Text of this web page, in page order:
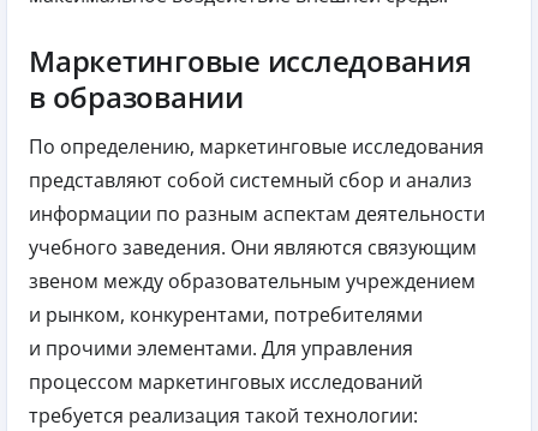
Маркетинговые исследования
в образовании
По определению, маркетинговые исследования
представляют собой системный сбор и анализ
информации по разным аспектам деятельности
учебного заведения. Они являются связующим
звеном между образовательным учреждением
и рынком, конкурентами, потребителями
и прочими элементами. Для управления
процессом маркетинговых исследований
требуется реализация такой технологии: